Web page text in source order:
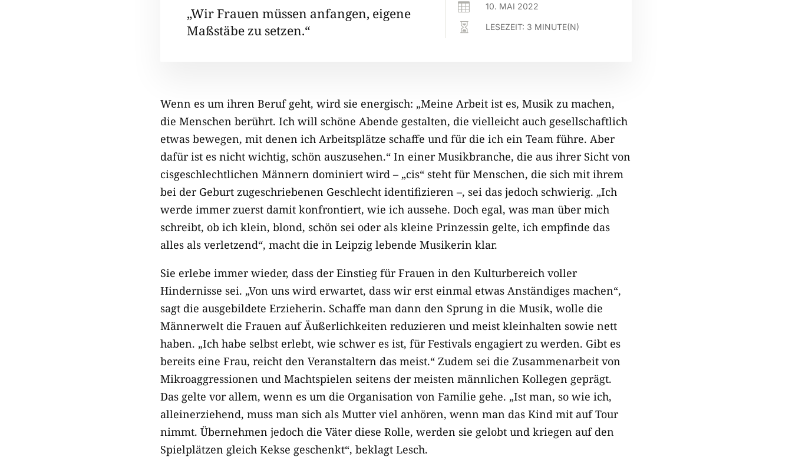
„Wir Frauen müssen anfangen, eigene
Maßstäbe zu setzen.“
 10. MAI 2022
 LESEZEIT: 3 MINUTE(N)
Wenn es um ihren Beruf geht, wird sie energisch: „Meine Arbeit ist es, Musik zu machen,
die Menschen berührt. Ich will schöne Abende gestalten, die vielleicht auch gesellschaftlich
etwas bewegen, mit denen ich Arbeitsplätze schaffe und für die ich ein Team führe. Aber
dafür ist es nicht wichtig, schön auszusehen.“ In einer Musikbranche, die aus ihrer Sicht von
cisgeschlechtlichen Männern dominiert wird – „cis“ steht für Menschen, die sich mit ihrem
bei der Geburt zugeschriebenen Geschlecht identifizieren –, sei das jedoch schwierig. „Ich
werde immer zuerst damit konfrontiert, wie ich aussehe. Doch egal, was man über mich
schreibt, ob ich klein, blond, schön sei oder als kleine Prinzessin gelte, ich empfinde das
alles als verletzend“, macht die in Leipzig lebende Musikerin klar.
Sie erlebe immer wieder, dass der Einstieg für Frauen in den Kulturbereich voller
Hindernisse sei. „Von uns wird erwartet, dass wir erst einmal etwas Anständiges machen“,
sagt die ausgebildete Erzieherin. Schaffe man dann den Sprung in die Musik, wolle die
Männerwelt die Frauen auf Äußerlichkeiten reduzieren und meist kleinhalten sowie nett
haben. „Ich habe selbst erlebt, wie schwer es ist, für Festivals engagiert zu werden. Gibt es
bereits eine Frau, reicht den Veranstaltern das meist.“ Zudem sei die Zusammenarbeit von
Mikroaggressionen und Machtspielen seitens der meisten männlichen Kollegen geprägt.
Das gelte vor allem, wenn es um die Organisation von Familie gehe. „Ist man, so wie ich,
alleinerziehend, muss man sich als Mutter viel anhören, wenn man das Kind mit auf Tour
nimmt. Übernehmen jedoch die Väter diese Rolle, werden sie gelobt und kriegen auf den
Spielplätzen gleich Kekse geschenkt“, beklagt Lesch.